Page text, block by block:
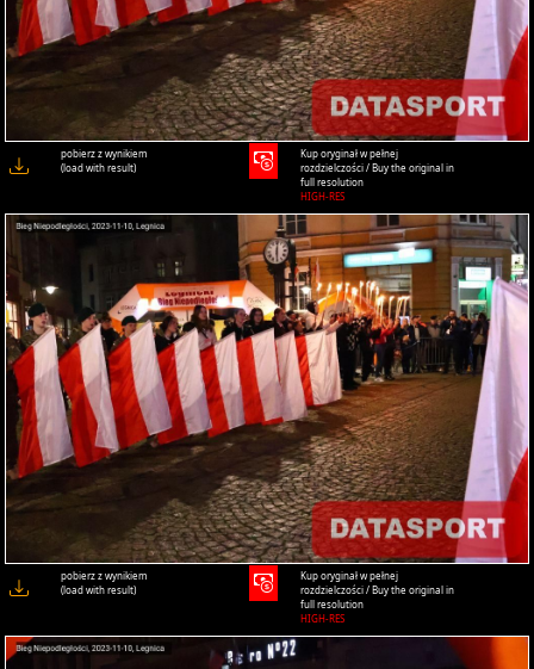
pobierz z wynikiem
(load with result)
Kup oryginał w pełnej
rozdzielczości / Buy the original in
full resolution
HIGH-RES
pobierz z wynikiem
(load with result)
Kup oryginał w pełnej
rozdzielczości / Buy the original in
full resolution
HIGH-RES